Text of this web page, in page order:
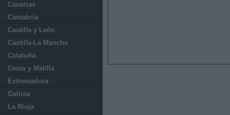
Canarias
Cantabria
Castilla y León
Castilla-La Mancha
Cataluña
Ceuta y Melilla
Extremadura
Galicia
La Rioja